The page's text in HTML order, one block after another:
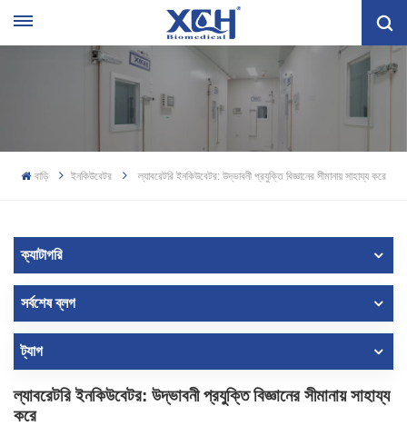
বাড়ি ইনকিউবেটর ল্যাবরেটরি ইনকিউবেটর: উদ্ভাবনী প্রযুক্তি বিজ্ঞানের সীমানায় সাহায্য করে
ক্যাটাগরি
সর্বশেষ ব্লগ
ট্যাগ
ল্যাবরেটরি ইনকিউবেটর: উদ্ভাবনী প্রযুক্তি বিজ্ঞানের সীমানায় সাহায্য
করে